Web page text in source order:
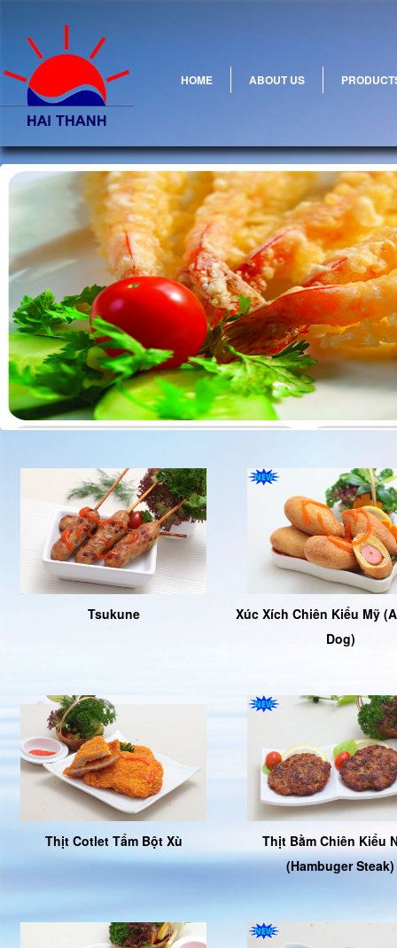
HOME ABOUT US
Tsukune
Xúc Xích Chiên Kiểu Mỹ
Dog)
Thịt Cotlet Tẩm Bột Xù
Thịt Bằm Chiên Kiểu
(Hambuger Steak)